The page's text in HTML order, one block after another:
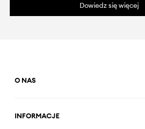
Dowiedz się więcej
O NAS
INFORMACJE